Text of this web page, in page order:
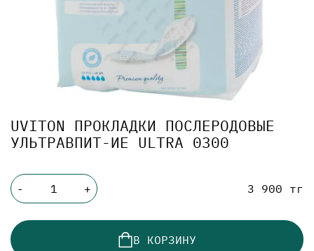
UVITON ПРОКЛАДКИ ПОСЛЕРОДОВЫЕ
УЛЬТРАВПИТ-ИЕ ULTRA 0300
- + 3 900 тг
В КОРЗИНУ